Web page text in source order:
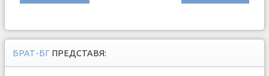
БРАТ-БГ ПРЕДСТАВЯ: